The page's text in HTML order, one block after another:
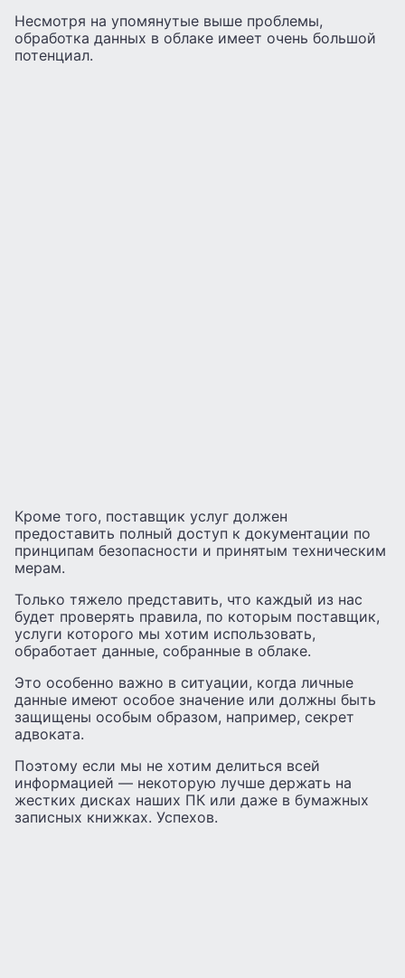
Несмотря на упомянутые выше проблемы,
обработка данных в облаке имеет очень большой
потенциал.
Кроме того, поставщик услуг должен
предоставить полный доступ к документации по
принципам безопасности и принятым техническим
мерам.
Только тяжело представить, что каждый из нас
будет проверять правила, по которым поставщик,
услуги которого мы хотим использовать,
обработает данные, собранные в облаке.
Это особенно важно в ситуации, когда личные
данные имеют особое значение или должны быть
защищены особым образом, например, секрет
адвоката.
Поэтому если мы не хотим делиться всей
информацией — некоторую лучше держать на
жестких дисках наших ПК или даже в бумажных
записных книжках. Успехов.